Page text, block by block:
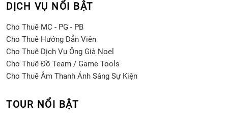
DỊCH VỤ NỔI BẬT
Cho Thuê MC - PG - PB
Cho Thuê Hướng Dẫn Viên
Cho Thuê Dịch Vụ Ông Già Noel
Cho Thuê Đồ Team / Game Tools
Cho Thuê Âm Thanh Ánh Sáng Sự Kiện
TOUR NỔI BẬT